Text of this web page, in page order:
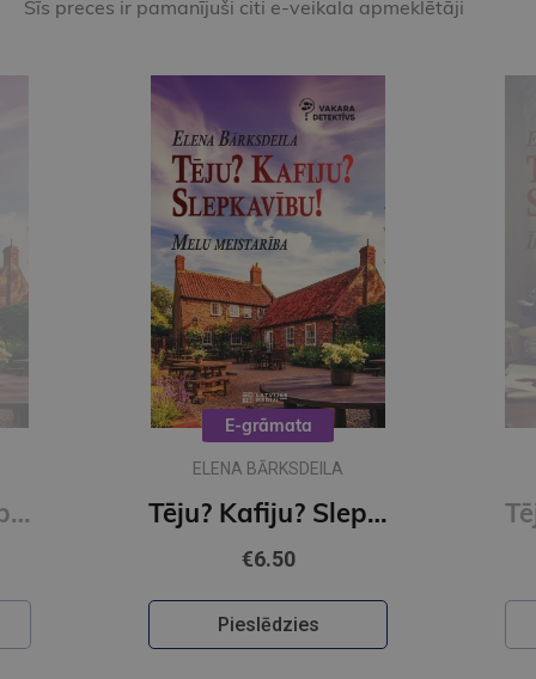
Šīs preces ir pamanījuši citi e-veikala apmeklētāji
Tēju? Kafiju? Slepkavību? Vakara detektīvs
E-grāmata
ELENA BĀRKSDEILA
Tēju? Kafiju? Slepkavību! Melu meistarība (e-grāmata)
€6.50
Pieslēdzies